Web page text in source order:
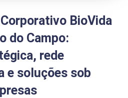
BioVida
do Campo:
rede
e soluções sob